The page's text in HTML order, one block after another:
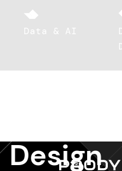
Data & AI
Design
d